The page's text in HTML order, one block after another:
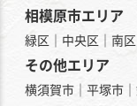
相模原市エリア
緑区｜中央区｜南区
その他エリア
横須賀市｜平塚市